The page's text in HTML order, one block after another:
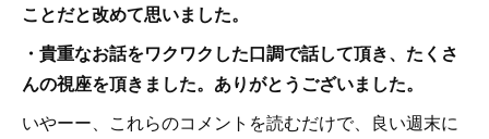
ことだと改めて思いました。
・貴重なお話をワクワクした口調で話して頂き、たくさ
んの視座を頂きました。ありがとうございました。
いやーー、これらのコメントを読むだけで、良い週末に